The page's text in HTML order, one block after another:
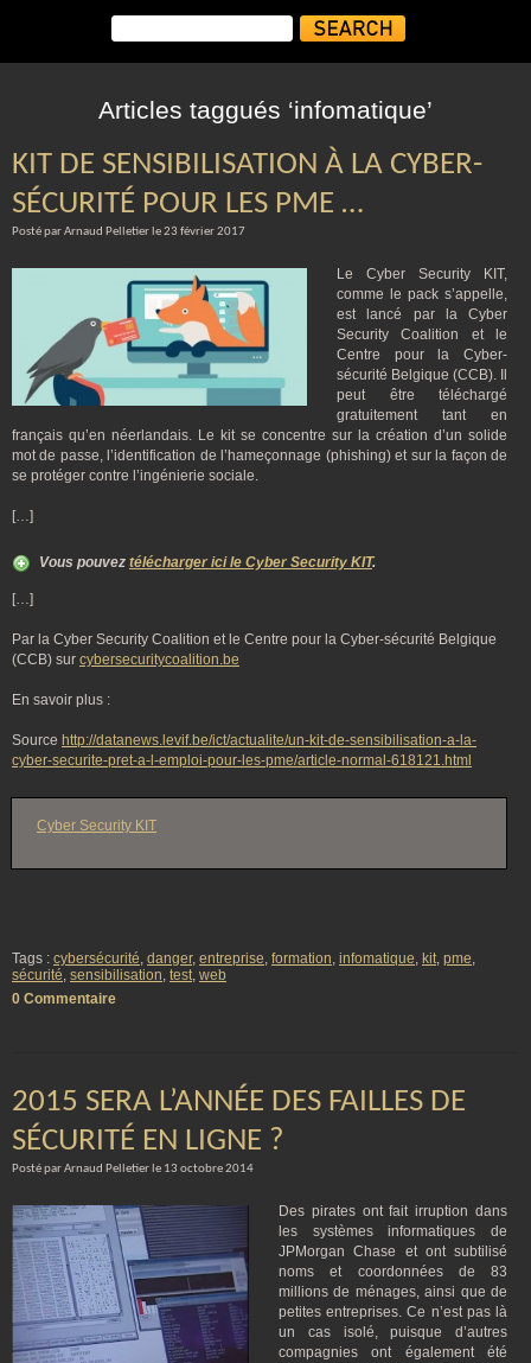
Articles taggués ‘infomatique’
KIT DE SENSIBILISATION À LA CYBER-
SÉCURITÉ POUR LES PME …
Posté par Arnaud Pelletier le 23 février 2017
Le Cyber Security KIT,
comme le pack s’appelle,
est lancé par la Cyber
Security Coalition et le
Centre pour la Cyber-
sécurité Belgique (CCB). Il
peut être téléchargé
gratuitement tant en
français qu’en néerlandais. Le kit se concentre sur la création d’un solide
mot de passe, l’identification de l’hameçonnage (phishing) et sur la façon de
se protéger contre l’ingénierie sociale.
[…]
Vous pouvez télécharger ici le Cyber Security KIT.
[…]
Par la Cyber Security Coalition et le Centre pour la Cyber-sécurité Belgique
(CCB) sur cybersecuritycoalition.be
En savoir plus :
Source http://datanews.levif.be/ict/actualite/un-kit-de-sensibilisation-a-la-
cyber-securite-pret-a-l-emploi-pour-les-pme/article-normal-618121.html
Cyber Security KIT
Tags : cybersécurité, danger, entreprise, formation, infomatique, kit, pme,
sécurité, sensibilisation, test, web
0 Commentaire
2015 SERA L’ANNÉE DES FAILLES DE
SÉCURITÉ EN LIGNE ?
Posté par Arnaud Pelletier le 13 octobre 2014
Des pirates ont fait irruption dans
les systèmes informatiques de
JPMorgan Chase et ont subtilisé
noms et coordonnées de 83
millions de ménages, ainsi que de
petites entreprises. Ce n’est pas là
un cas isolé, puisque d’autres
compagnies ont également été